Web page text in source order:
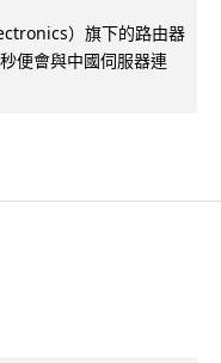
）旗下的路由器
便會與中國伺服器連